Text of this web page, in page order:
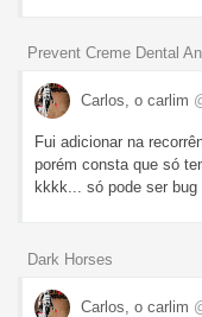
Prevent Creme Dental
Carlos, o carlim
Fui adicionar na
porém consta que só
kkkk... só pode ser bug
Dark Horses
Carlos, o carlim